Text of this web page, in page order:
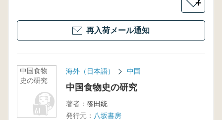
＋
再入荷メール通知
中国食物
史の研究
海外（日本語） 中国
中国食物史の研究
著者： 篠田統
発行元： 八坂書房